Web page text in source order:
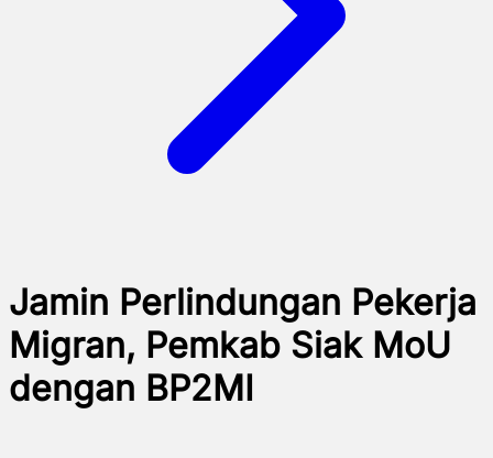
Jamin Perlindungan Pekerja
Migran, Pemkab Siak MoU
dengan BP2MI